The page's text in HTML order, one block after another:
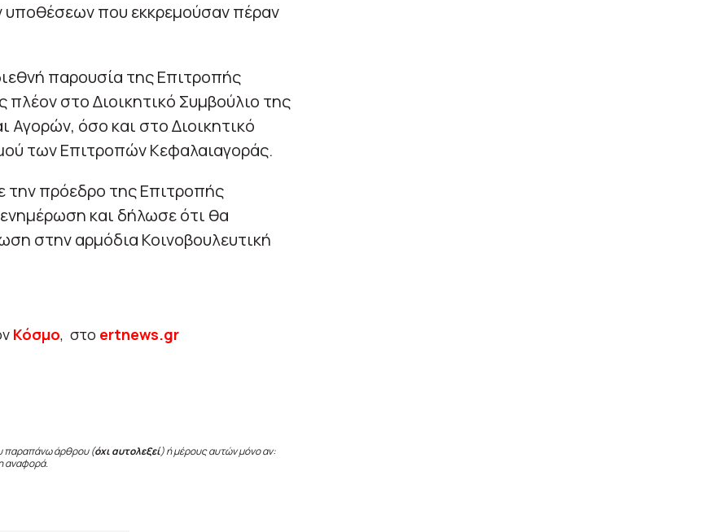
που εκκρεμούσαν πέραν
παρουσία της Επιτροπής
στο Διοικητικό Συμβούλιο της
Αγορών, όσο και στο Διοικητικό
των Επιτροπών Κεφαλαιαγοράς.
την πρόεδρο της Επιτροπής
και δήλωσε ότι θα
στην αρμόδια Κοινοβουλευτική
Κόσμο, στο ertnews.gr
παραπάνω άρθρου (όχι αυτολεξεί) ή μέρους αυτών μόνο αν:
αναφορά.